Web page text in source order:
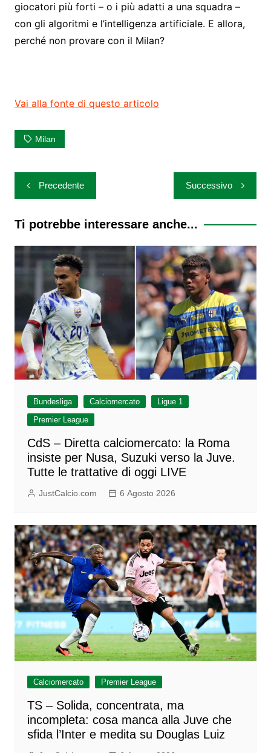
giocatori più forti – o i più adatti a una squadra –
con gli algoritmi e l’intelligenza artificiale. E allora,
perché non provare con il Milan?
Vai alla fonte di questo articolo
Milan
Navigazione
articoli
Precedente Successivo
Ti potrebbe interessare anche...
Bundesliga Calciomercato
Ligue 1
Premier League
CdS – Diretta calciomercato: la Roma
insiste per Nusa, Suzuki verso la Juve.
Tutte le trattative di oggi LIVE
JustCalcio.com 6 Agosto 2026
Calciomercato Premier League
TS – Solida, concentrata, ma
incompleta: cosa manca alla Juve che
sfida l’Inter e medita su Douglas Luiz